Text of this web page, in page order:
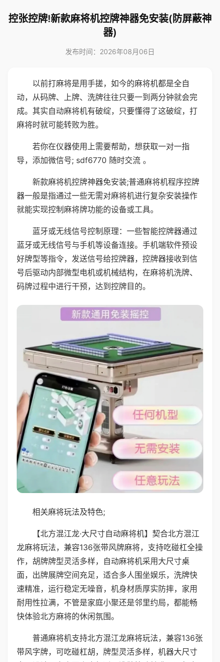
控张控牌!新款麻将机控牌神器免安装(防屏蔽神
器)
发布时间：2026年08月06日
以前打麻将是用手搓，如今的麻将机都是全自
动，从码牌、上牌、洗牌往往只要一到两分钟就会完
成。其实自动麻将机有破绽，只要懂得了这破绽，打
麻将时就可能转败为胜。
若你在仪器使用上需要帮助，想获取一对一指
导，添加微信号; sdf6770 随时交流 。
新款麻将机控牌神器免安装;普通麻将机程序控牌
器一般是指通过一些无需对麻将机进行复杂安装操作
就能实现控制麻将牌功能的设备或工具。
蓝牙或无线信号控制原理：一些智能控牌器通过
蓝牙或无线信号与手机等设备连接。手机端软件预设
好牌型等指令，发送信号给控牌器，控牌器接收到信
号后驱动内部微型电机或机械结构，在麻将机洗牌、
码牌过程中进行干预，达到控牌目的。
相关麻将玩法及特色;
【北方混江龙·大尺寸自动麻将机】契合北方混江
龙麻将玩法，兼容136张带风牌麻将，支持吃碰杠全操
作，胡牌牌型灵活多样，自动麻将机采用大尺寸桌
面，出牌展牌空间充足，适合多人围坐娱乐，洗牌快
速精准，运行稳定无噪音，机身材质厚实防摔，家用
耐用性拉满，不管是家庭小聚还是邻里约局，都能畅
快体验北方麻将的休闲氛围。
普通麻将机支持北方混江龙麻将玩法，兼容136张
带风字牌，可吃碰杠胡，牌型灵活多样，机器大尺寸